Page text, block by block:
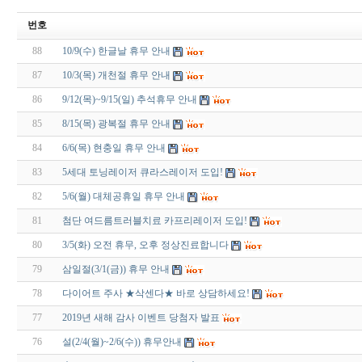
번호
88 10/9(수) 한글날 휴무 안내
87 10/3(목) 개천절 휴무 안내
86 9/12(목)~9/15(일) 추석휴무 안내
85 8/15(목) 광복절 휴무 안내
84 6/6(목) 현충일 휴무 안내
83 5세대 토닝레이저 큐라스레이저 도입!
82 5/6(월) 대체공휴일 휴무 안내
81 첨단 여드름트러블치료 카프리레이저 도입!
80 3/5(화) 오전 휴무, 오후 정상진료합니다
79 삼일절(3/1(금)) 휴무 안내
78 다이어트 주사 ★삭센다★ 바로 상담하세요!
77 2019년 새해 감사 이벤트 당첨자 발표
76 설(2/4(월)~2/6(수)) 휴무안내